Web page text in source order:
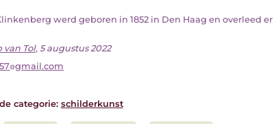
werd geboren in 1852 in Den Haag en overleed
van Tol, 5 augustus 2022
gmail.com
categorie: schilderkunst